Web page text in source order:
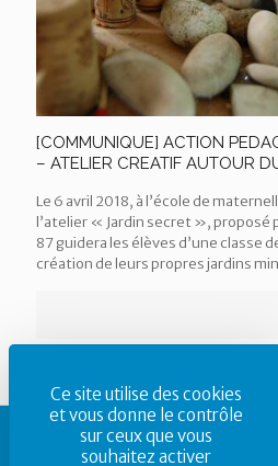
[COMMUNIQUE] ACTION
– ATELIER CREATIF AUTOUR
Le 6 avril 2018, à l’école de
l’atelier « Jardin secret », proposé
87 guidera les élèves d’une classe
création de leurs propres jardins
Ce site utilise des cookies
et vous donne le contrôle
sur ceux que vous
souhaitez activer